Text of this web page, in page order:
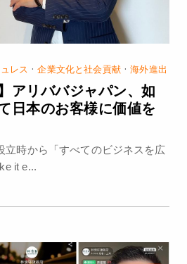
レス ·企業文化と社会貢献·海外進出
アリババジャパン、如
日本のお客様に価値を
立時から「すべてのビジネスを広
it e...